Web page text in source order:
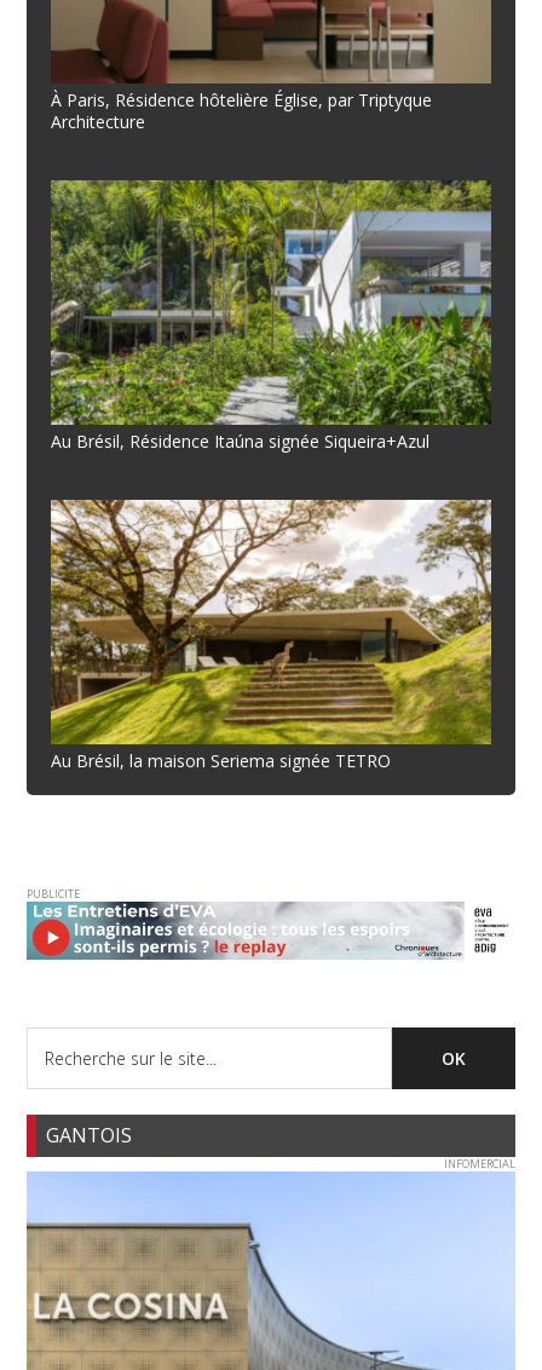
À Paris, Résidence hôtelière Église, par Triptyque
Architecture
Au Brésil, Résidence Itaúna signée Siqueira+Azul
Au Brésil, la maison Seriema signée TETRO
PUBLICITE
GANTOIS
INFOMERCIAL